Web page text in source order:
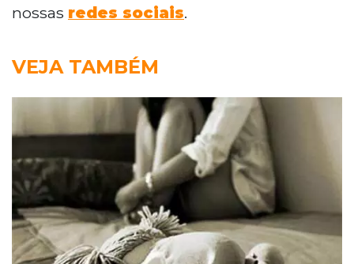
nossas redes sociais.
VEJA TAMBÉM